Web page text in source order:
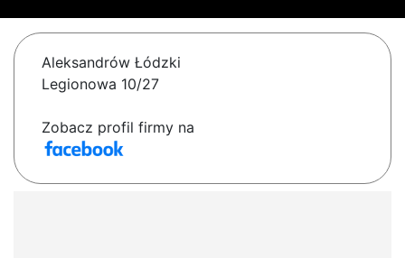
Aleksandrów Łódzki
Legionowa 10/27
Zobacz profil firmy na